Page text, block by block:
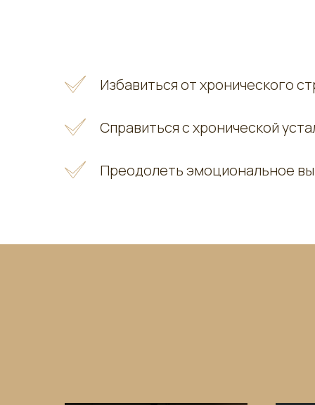
Избавиться от хронического
Справиться с хронической
Преодолеть эмоциональное